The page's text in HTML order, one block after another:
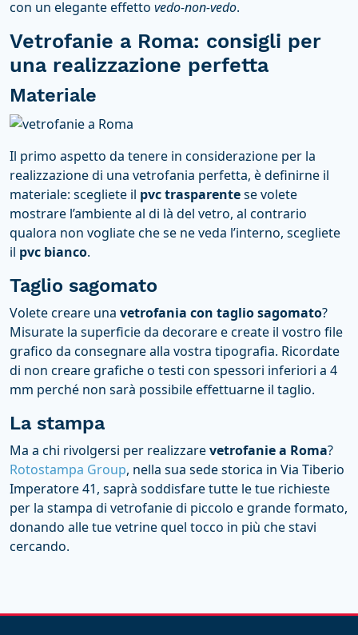
con un elegante effetto vedo-non-vedo.
Vetrofanie a Roma: consigli per
una realizzazione perfetta
Materiale
Il primo aspetto da tenere in considerazione per la
realizzazione di una vetrofania perfetta, è definirne il
materiale: scegliete il pvc trasparentese volete
mostrare l’ambiente al di là del vetro, al contrario
qualora non vogliate che se ne veda l’interno, scegliete
il pvc bianco.
Taglio sagomato
Volete creare una vetrofania con taglio sagomato?
Misurate la superficie da decorare e create il vostro file
grafico da consegnare alla vostra tipografia. Ricordate
di non creare grafiche o testi con spessori inferiori a 4
mm perché non sarà possibile effettuarne il taglio.
La stampa
Ma a chi rivolgersi per realizzarevetrofanie a Roma?
Rotostampa Group, nella sua sede storica in Via Tiberio
Imperatore 41, saprà soddisfare tutte le tue richieste
per la stampa di vetrofanie di piccolo e grande formato,
donando alle tue vetrine quel tocco in più che stavi
cercando.